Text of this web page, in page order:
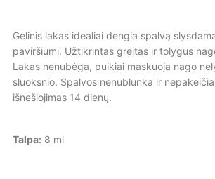
Gelinis lakas idealiai dengia spalvą
paviršiumi. Užtikrintas greitas ir tolygus
Lakas nenubėga, puikiai maskuoja nago
sluoksnio. Spalvos nenublunka ir
išnešiojimas 14 dienų.
Talpa: 8 ml